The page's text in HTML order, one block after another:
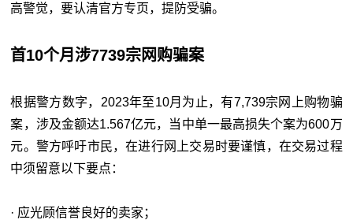
高警觉，要认清官方专页，提防受骗。
首10个月涉7739宗网购骗案
根据警方数字，2023年至10月为止，有7,739宗网上购物骗
案，涉及金额达1.567亿元，当中单一最高损失个案为600万
元。警方呼吁市民，在进行网上交易时要谨慎，在交易过程
中须留意以下要点：
· 应光顾信誉良好的卖家；